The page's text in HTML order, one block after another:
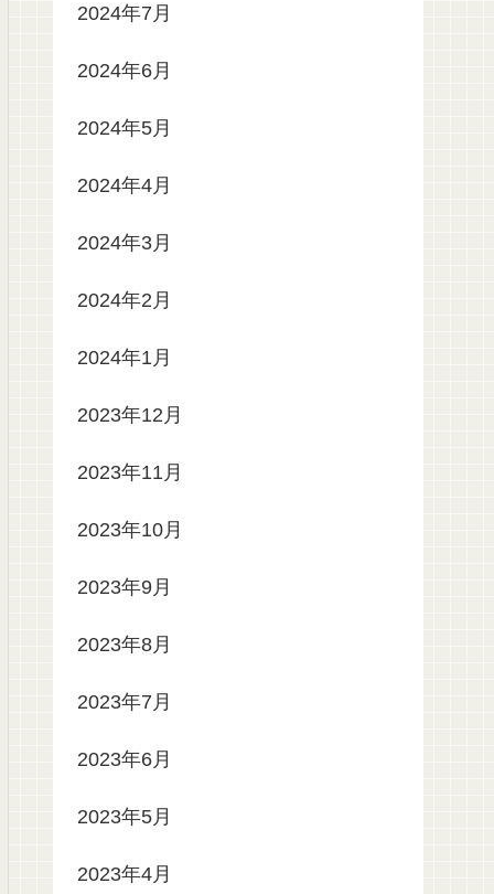
2024年7月
2024年6月
2024年5月
2024年4月
2024年3月
2024年2月
2024年1月
2023年12月
2023年11月
2023年10月
2023年9月
2023年8月
2023年7月
2023年6月
2023年5月
2023年4月